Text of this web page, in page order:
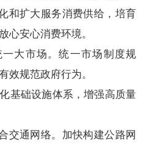
和扩大服务消费供给，培育
心安心消费环境。
大市场。统一市场制度规
效规范政府行为。
基础设施体系，增强高质量
交通网络。加快构建公路网